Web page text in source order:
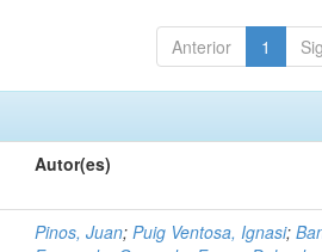
Anterior 1
Autor(es)
Pinos, Juan;Puig Ventosa, Ignasi;